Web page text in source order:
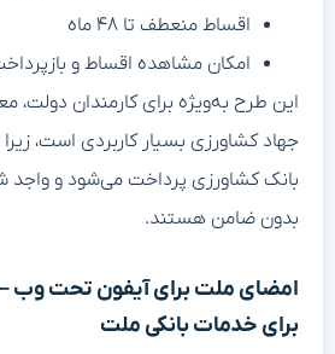
اقساط منعطف تا ۴۸ ماه
امکان مشاهده اقساط و
این طرح به‌ویژه برای کارمندان دولت،
جهاد کشاورزی بسیار کاربردی است،
بانک کشاورزی پرداخت می‌شود و واجد
بدون ضامن هستند.
امضای ملت برای آیفون تحت وب
برای خدمات بانکی ملت